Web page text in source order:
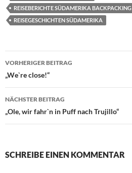
REISEBERICHTE SÜDAMERIKA BACKPACKING
REISEGESCHICHTEN SÜDAMERIKA
Beitragsnavigation
VORHERIGER BEITRAG
„We`re close!“
NÄCHSTER BEITRAG
„Ole, wir fahr`n in Puff nach Trujillo“
SCHREIBE EINEN KOMMENTAR